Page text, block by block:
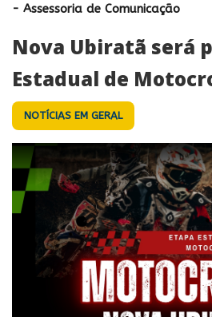
- Assessoria de Comunicação
Nova Ubiratã será
Estadual de
NOTÍCIAS EM GERAL